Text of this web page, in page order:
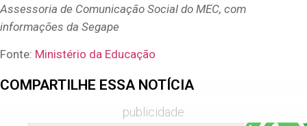
Assessoria de Comunicação Social do MEC, com
informações da Segape
Fonte: Ministério da Educação
COMPARTILHE ESSA NOTÍCIA
publicidade